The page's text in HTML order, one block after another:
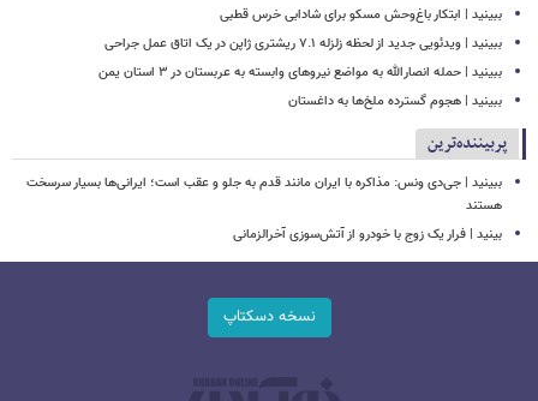
ببینید | ابتکار باغ‌وحش مسکو برای شادابی خرس قطبی
ببینید | ویدئویی جدید از لحظه زلزله ۷.۱ ریشتری ژاپن در یک اتاق عمل جراحی
ببینید | حمله انصارالله به مواضع نیروهای وابسته به عربستان در ۳ استان یمن
ببینید | هجوم گسترده ملخ‌ها به داغستان
پربیننده‌ترین
ببینید | جی‌دی ونس: مذاکره با ایران مانند قدم به جلو و عقب است؛ ایرانی‌ها بسیار سرسخت
هستند
بینید | فرار یک زوج با خودرو از آتش‌سوزی آخرالزمانی
نسخه دسکتاپ